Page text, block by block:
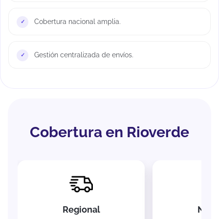
Cobertura nacional amplia.
Gestión centralizada de envíos.
Cobertura en Rioverde
Regional